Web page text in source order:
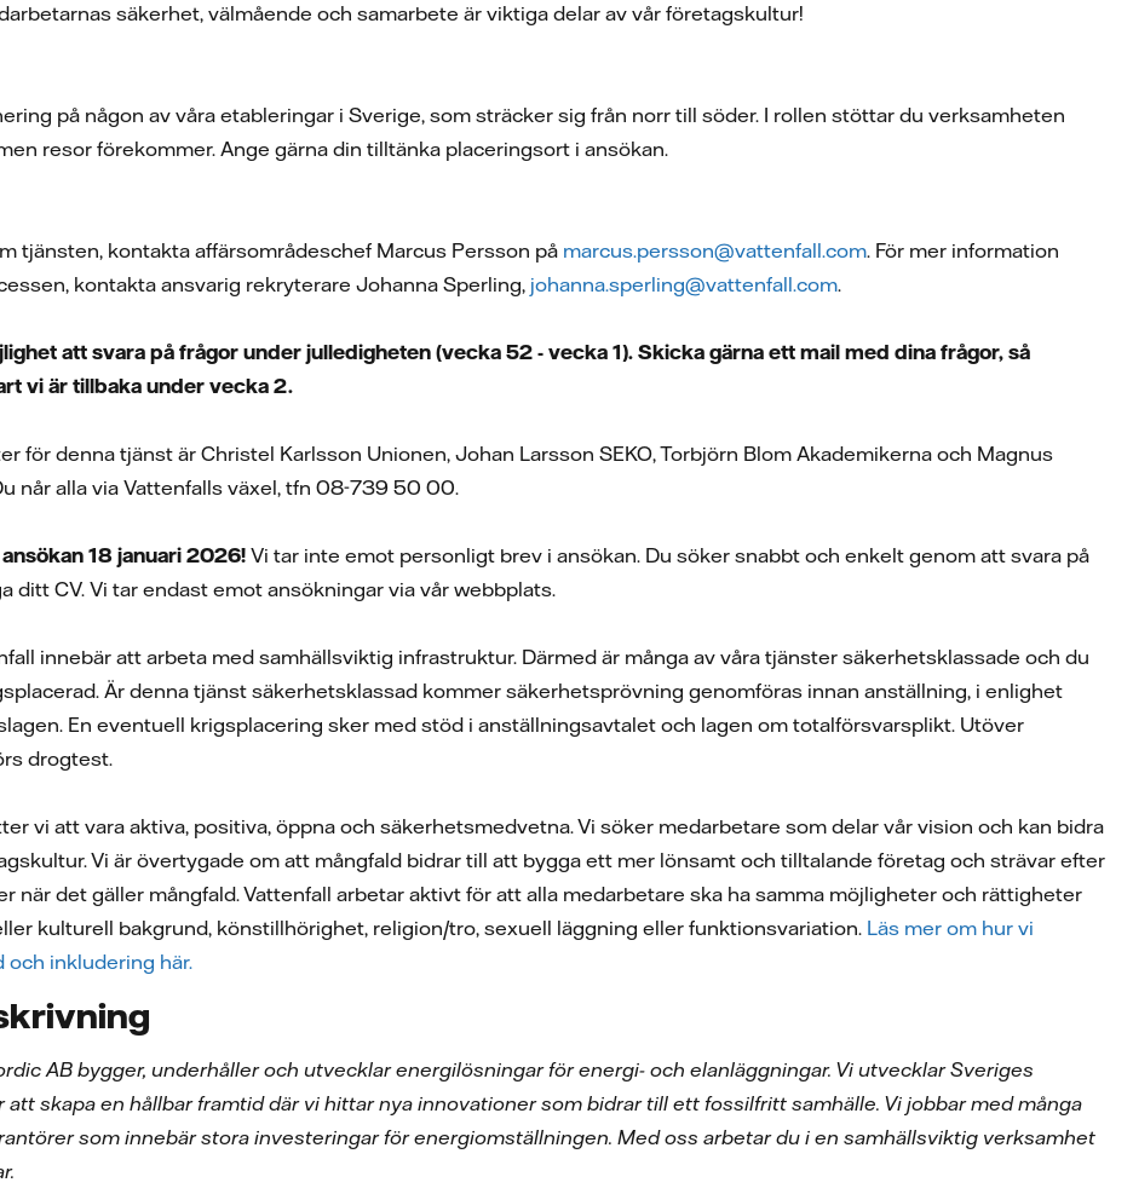
säkerhet, välmående och samarbete är viktiga delar av vår företagskultur!
på någon av våra etableringar i Sverige, som sträcker sig från norr till söder. I rollen stöttar du verksamheten
resor förekommer. Ange gärna din tilltänka placeringsort i ansökan.
tjänsten, kontakta affärsområdeschef Marcus Persson på marcus.persson@vattenfall.com. För mer information
kontakta ansvarig rekryterare Johanna Sperling, johanna.sperling@vattenfall.com.
att svara på frågor under julledigheten (vecka 52 - vecka 1). Skicka gärna ett mail med dina frågor, så
vi är tillbaka under vecka 2.
för denna tjänst är Christel Karlsson Unionen, Johan Larsson SEKO, Torbjörn Blom Akademikerna och Magnus
når alla via Vattenfalls växel, tfn 08-739 50 00.
18 januari 2026!Vi tar inte emot personligt brev i ansökan. Du söker snabbt och enkelt genom att svara på
ditt CV. Vi tar endast emot ansökningar via vår webbplats.
innebär att arbeta med samhällsviktig infrastruktur. Därmed är många av våra tjänster säkerhetsklassade och du
Är denna tjänst säkerhetsklassad kommer säkerhetsprövning genomföras innan anställning, i enlighet
En eventuell krigsplacering sker med stöd i anställningsavtalet och lagen om totalförsvarsplikt. Utöver
drogtest.
vi att vara aktiva, positiva, öppna och säkerhetsmedvetna. Vi söker medarbetare som delar vår vision och kan bidra
Vi är övertygade om att mångfald bidrar till att bygga ett mer lönsamt och tilltalande företag och strävar efter
när det gäller mångfald. Vattenfall arbetar aktivt för att alla medarbetare ska ha samma möjligheter och rättigheter
kulturell bakgrund, könstillhörighet, religion/tro, sexuell läggning eller funktionsvariation. Läs mer om hur vi
och inkludering här.
AB bygger, underhåller och utvecklar energilösningar för energi- och elanläggningar. Vi utvecklar Sveriges
skapa en hållbar framtid där vi hittar nya innovationer som bidrar till ett fossilfritt samhälle. Vi jobbar med många
som innebär stora investeringar för energiomställningen. Med oss arbetar du i en samhällsviktig verksamhet